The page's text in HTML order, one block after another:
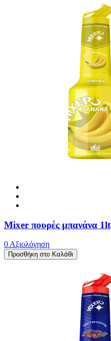
Mixer πουρές μπανάνα 1lt
0 Αξιολόγηση
Προσθήκη στο Καλάθι